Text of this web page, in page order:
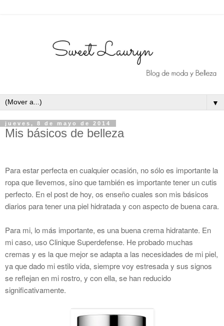
▼
jueves, 8 de mayo de 2014
Mis básicos de belleza
Para estar perfecta en cualquier ocasión, no sólo es importante la
ropa que llevemos, sino que también es importante tener un cutis
perfecto. En el post de hoy, os enseño cuales son mis básicos
diarios para tener una piel hidratada y con aspecto de buena cara.
Para mi, lo más importante, es una buena crema hidratante. En
mi caso, uso Clinique Superdefense. He probado muchas
cremas y es la que mejor se adapta a las necesidades de mi piel,
ya que dado mi estilo vida, siempre voy estresada y sus signos
se reflejan en mi rostro, y con ella, se han reducido
significativamente.